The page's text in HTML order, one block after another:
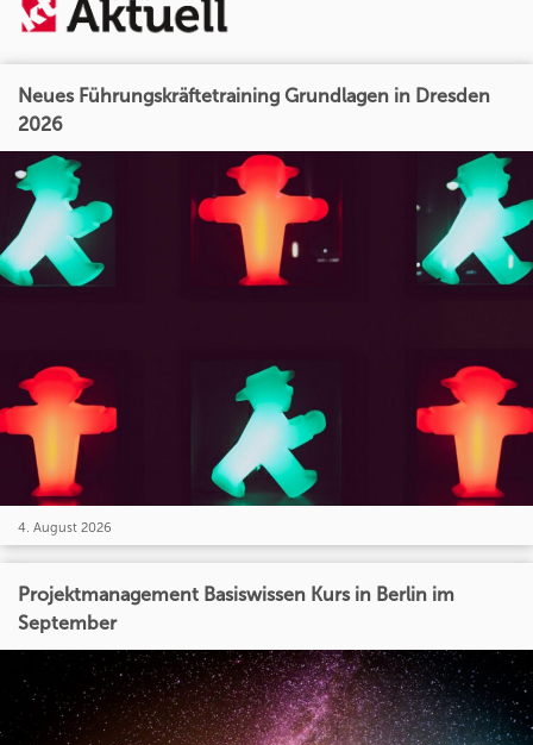
Neues Führungskräftetraining Grundlagen in Dresden
2026
4. August 2026
Projektmanagement Basiswissen Kurs in Berlin im
September